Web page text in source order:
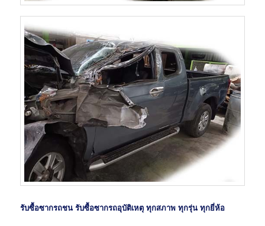
รับซื้อซากรถชน รับซื้อซากรถอุบัติเหตุ ทุกสภาพ ทุกรุ่น ทุกยี่ห้อ